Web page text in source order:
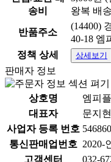
송비
왕복 배
반품주소
(14400)
40-18 엠
정책 상세
상세보기
판매자 정보
상호명
엠피플
대표자
문지현
사업자 등록 번호
통신판매업번호 2020-
고객센터
032-